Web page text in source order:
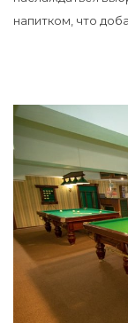
напитком, что